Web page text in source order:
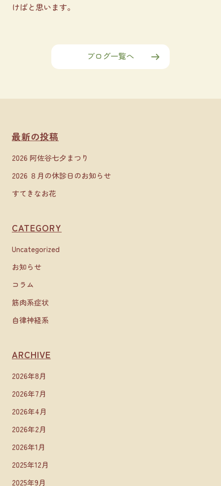
けばと思います。
ブログ一覧へ
最新の投稿
2026 阿佐谷七夕まつり
2026 ８月の休診日のお知らせ
すてきなお花
CATEGORY
Uncategorized
お知らせ
コラム
筋肉系症状
自律神経系
ARCHIVE
2026年8月
2026年7月
2026年4月
2026年2月
2026年1月
2025年12月
2025年9月